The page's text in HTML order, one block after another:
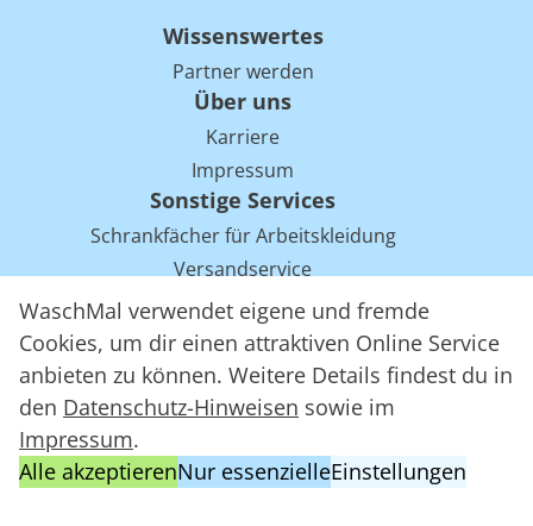
WaschMal verwendet eigene und fremde
Cookies, um dir einen attraktiven Online Service
anbieten zu können. Weitere Details findest du in
den Datenschutz-Hinweisen sowie im
Impressum.
Alle akzeptierenNur essenzielleEinstellungen
Wissenswertes
Partner werden
Über uns
Karriere
Impressum
Sonstige Services
Schrankfächer für Arbeitskleidung
Versandservice
Einsparpotentiale für Mietwäsche bei Arbeitskleidung
Arbeitskleidung Tracking mit RFID
WaschMal GmbH 2016 – 2026
Datenschutz
Allgemeine Geschäftsbedingungen